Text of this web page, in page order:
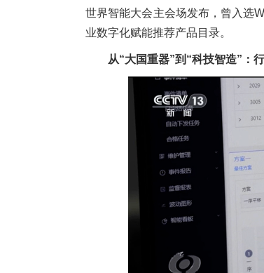
世界智能大会主会场发布，曾入选
业数字化赋能推荐产品目录。
从“大国重器”到“科技智造”：